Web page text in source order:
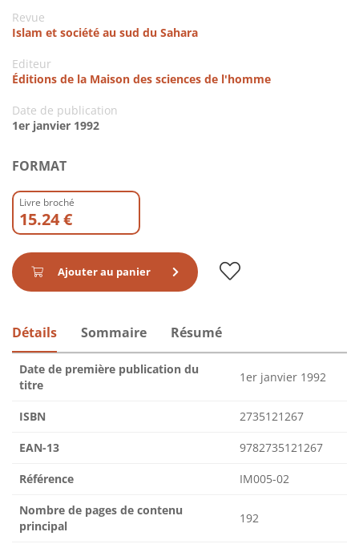
Revue
Islam et société au sud du Sahara
Editeur
Éditions de la Maison des sciences de l'homme
Date de publication
1er janvier 1992
FORMAT
Livre broché
15.24 €
Ajouter au panier
Détails Sommaire Résumé
Date de première publication du
titre
1er janvier 1992
ISBN 2735121267
EAN-13 9782735121267
Référence IM005-02
Nombre de pages de contenu
principal
192